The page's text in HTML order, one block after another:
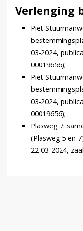
Verlenging
Piet
03-2024,
00019656);
Piet
03-2024,
00019656);
Plasweg 7:
(Plasweg 5 en
22-03-2024,